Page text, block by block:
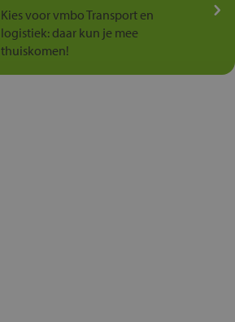
Kies voor vmbo Transport en
logistiek: daar kun je mee
thuiskomen!